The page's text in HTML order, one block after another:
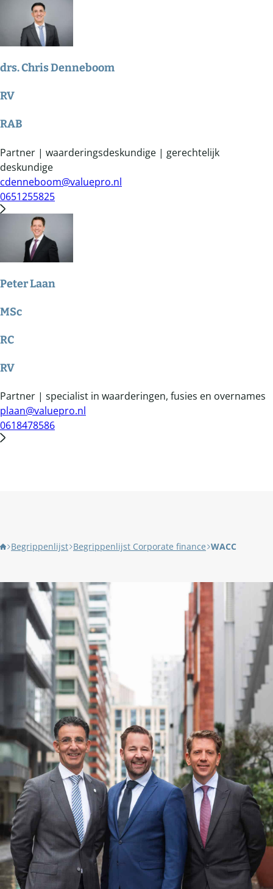
drs. Chris Denneboom
RV
RAB
Partner | waarderingsdeskundige | gerechtelijk
deskundige
cdenneboom@valuepro.nl
0651255825
Peter Laan
MSc
RC
RV
Partner | specialist in waarderingen, fusies en overnames
plaan@valuepro.nl
0618478586
Begrippenlijst Begrippenlijst Corporate finance WACC